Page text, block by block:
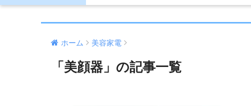
ホーム 美容家電
「美顔器」の記事一覧